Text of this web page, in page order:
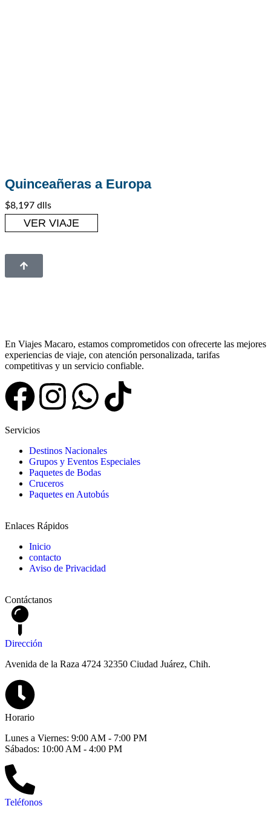
Quinceañeras a Europa
$8,197 dlls
VER VIAJE
Europa, Viajes para Quinceañeras
En Viajes Macaro, estamos comprometidos con ofrecerte las mejores
experiencias de viaje, con atención personalizada, tarifas
competitivas y un servicio confiable.
Servicios
Destinos Nacionales
Grupos y Eventos Especiales
Paquetes de Bodas
Cruceros
Paquetes en Autobús
Enlaces Rápidos
Inicio
contacto
Aviso de Privacidad
Contáctanos
Dirección
Avenida de la Raza 4724 32350 Ciudad Juárez, Chih.
Horario
Lunes a Viernes: 9:00 AM - 7:00 PM
Sábados: 10:00 AM - 4:00 PM
Teléfonos